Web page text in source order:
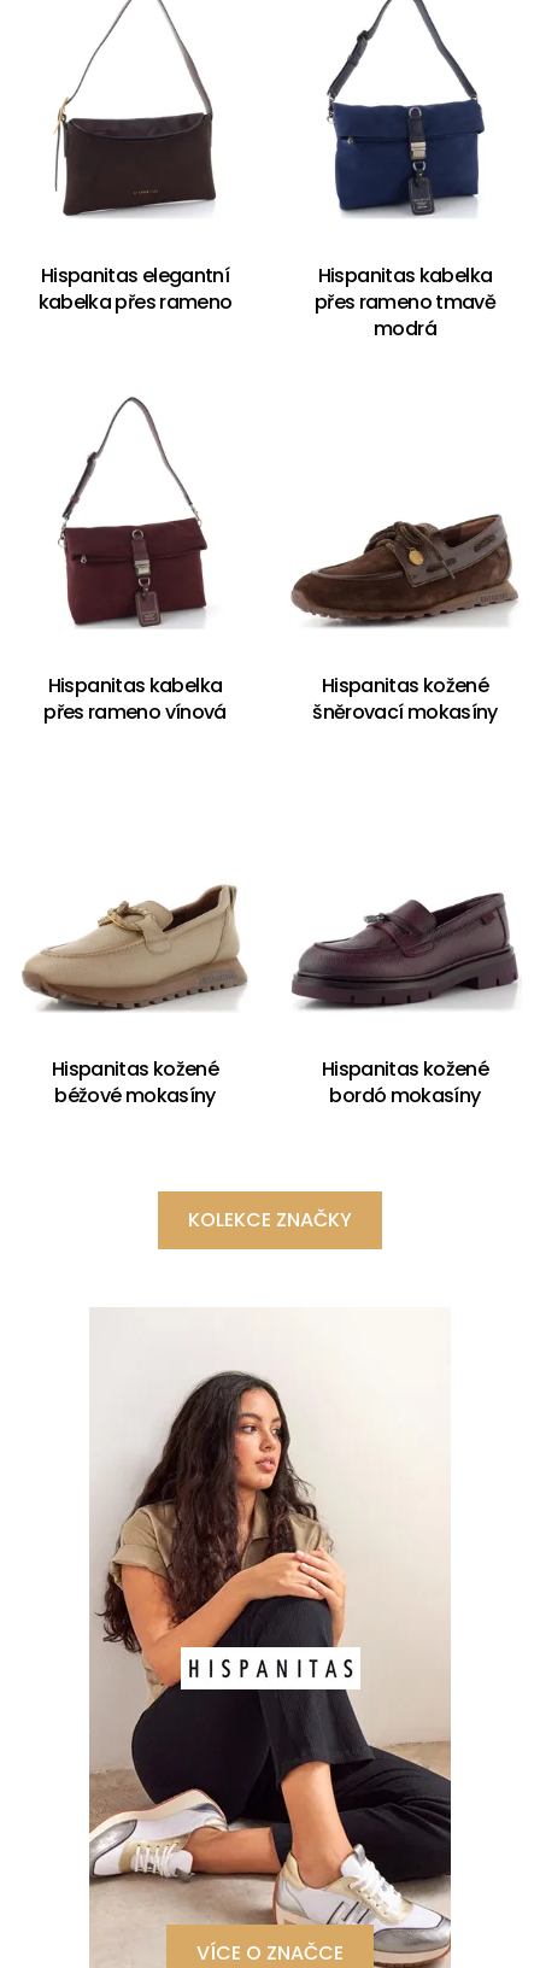
Hispanitas elegantní
kabelka přes rameno
Hispanitas kabelka
přes rameno tmavě
modrá
Hispanitas kabelka
přes rameno vínová
Hispanitas kožené
šněrovací mokasíny
Hispanitas kožené
béžové mokasíny
Hispanitas kožené
bordó mokasíny
KOLEKCE ZNAČKY
VÍCE O ZNAČCE